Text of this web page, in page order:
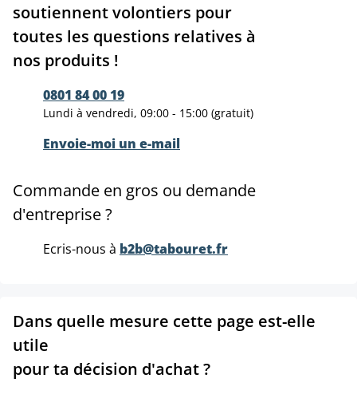
soutiennent volontiers pour
toutes les questions relatives à
nos produits !
0801 84 00 19
Lundi à vendredi, 09:00 - 15:00 (gratuit)
Envoie-moi un e-mail
Commande en gros ou demande
d'entreprise ?
Ecris-nous à b2b@tabouret.fr
Dans quelle mesure cette page est-elle
utile
pour ta décision d'achat ?